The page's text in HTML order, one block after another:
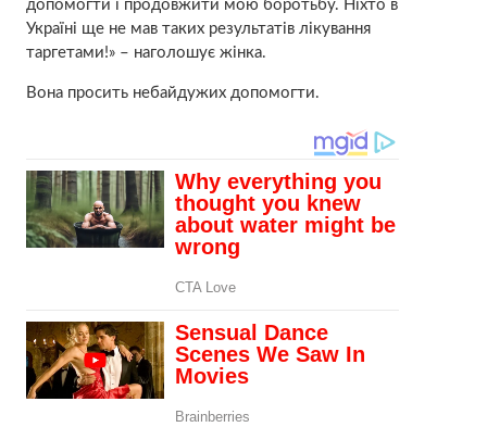
допомогти і продовжити мою боротьбу. Ніхто в
Україні ще не мав таких результатів лікування
таргетами!» – наголошує жінка.
Вона просить небайдужих допомогти.